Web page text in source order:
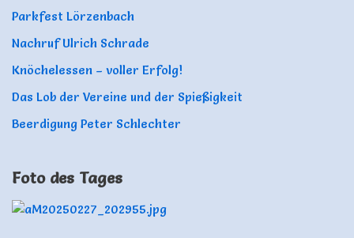
Parkfest Lörzenbach
Nachruf Ulrich Schrade
Knöchelessen – voller Erfolg!
Das Lob der Vereine und der Spießigkeit
Beerdigung Peter Schlechter
Foto des Tages